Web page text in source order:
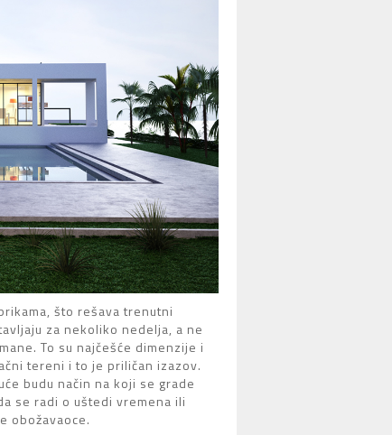
što rešava trenutni
za nekoliko nedelja, a ne
To su najčešće dimenzije i
tereni i to je priličan izazov.
budu način na koji se grade
se radi o uštedi vremena ili
obožavaoce.